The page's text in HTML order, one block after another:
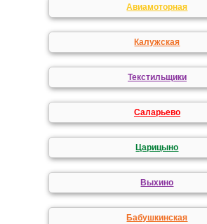
Авиамоторная
Калужская
Текстильщики
Саларьево
Царицыно
Выхино
Бабушкинская